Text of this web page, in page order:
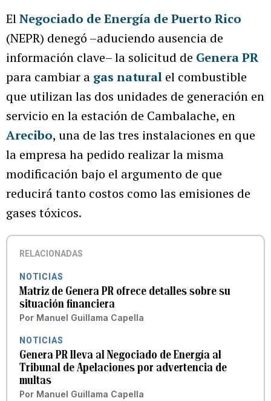
ElNegociado de Energía de Puerto Rico
(NEPR) denegó –aduciendo ausencia de
información clave– la solicitud de Genera PR
para cambiar a gas natural el combustible
que utilizan las dos unidades de generación en
servicio en la estación de Cambalache, en
Arecibo, una de las tres instalaciones en que
la empresa ha pedido realizar la misma
modificación bajo el argumento de que
reducirá tanto costos como las emisiones de
gases tóxicos.
RELACIONADAS
NOTICIAS
Matriz de Genera PR ofrece detalles sobre su
situación financiera
Por Manuel Guillama Capella
NOTICIAS
Genera PR lleva al Negociado de Energía al
Tribunal de Apelaciones por advertencia de
multas
Por Manuel Guillama Capella